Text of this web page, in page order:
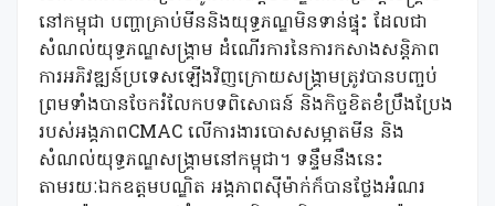
នៅកម្ពុជា បញ្ហាគ្រាប់មីននិងយុទ្ធភណ្ឌមិនទាន់ផ្ទុះ ដែលជា
សំណល់យុទ្ធភណ្ឌសង្គ្រាម ដំណើរការនៃការកសាងសន្តិភាព
ការអភិវឌ្ឍន៍ប្រទេសឡើងវិញក្រោយសង្គ្រាមត្រូវបានបញ្ចប់
ព្រមទាំងបានចែករំលែកបទពិសោធន៍ និងកិច្ចខិតខំប្រឹងប្រែង
របស់អង្គភាពCMAC លើការងារបោសសម្អាតមីន និង
សំណល់យុទ្ធភណ្ឌសង្គ្រាមនៅកម្ពុជា។ ទន្ទឹមនឹងនេះ
តាមរយៈឯកឧត្តមបណ្ឌិត អង្គភាពស៊ីម៉ាក់ក៏បានថ្លែងអំណរ